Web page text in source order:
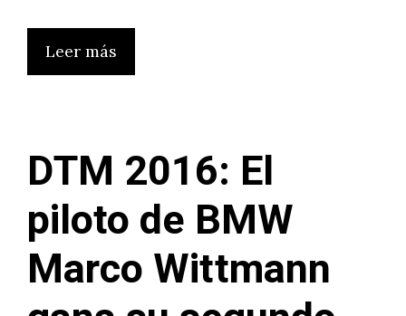
Leer más
DTM 2016: El
piloto de BMW
Marco Wittmann